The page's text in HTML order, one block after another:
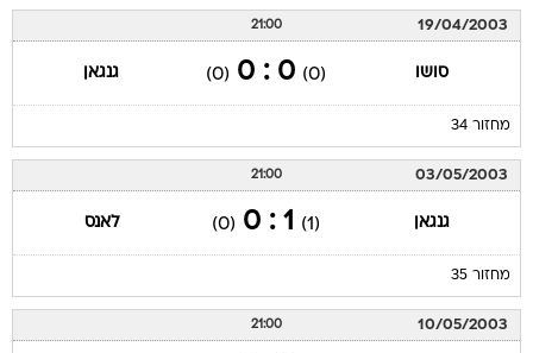
19/04/2003
21:00
סושו (0)
0 : 0
(0) גנגאן
מחזור 34
03/05/2003
21:00
גנגאן (1)
1 : 0
(0) לאנס
מחזור 35
10/05/2003
21:00